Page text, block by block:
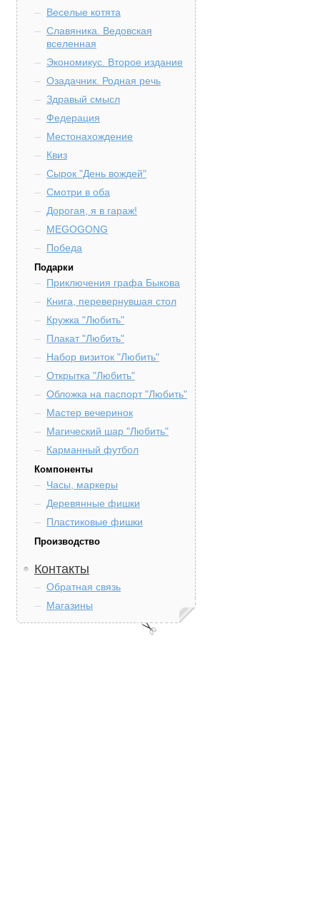
Веселые котята
Славяника. Ведовская
вселенная
Экономикус. Второе издание
Озадачник. Родная речь
Здравый смысл
Федерация
Местонахождение
Квиз
Сырок "День вождей"
Смотри в оба
Дорогая, я в гараж!
MEGOGONG
Победа
Подарки
Приключения графа Быкова
Книга, перевернувшая стол
Кружка "Любить"
Плакат "Любить"
Набор визиток "Любить"
Открытка "Любить"
Обложка на паспорт "Любить"
Мастер вечеринок
Магический шар "Любить"
Карманный футбол
Компоненты
Часы, маркеры
Деревянные фишки
Пластиковые фишки
Производство
Контакты
Обратная связь
Магазины